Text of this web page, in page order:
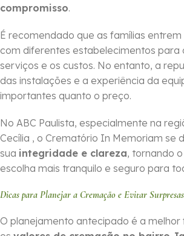
compromisso.
É recomendado que as famílias
com diferentes estabelecimentos para
serviços e os custos. No entanto, a
das instalações e a experiência da
importantes quanto o preço.
No ABC Paulista, especialmente na
Cecília , o Crematório In Memoriam se
sua integridade e clareza, tornando
escolha mais tranquilo e seguro para
Dicas para Planejar a Cremação e Evitar Surpresas
O planejamento antecipado é a